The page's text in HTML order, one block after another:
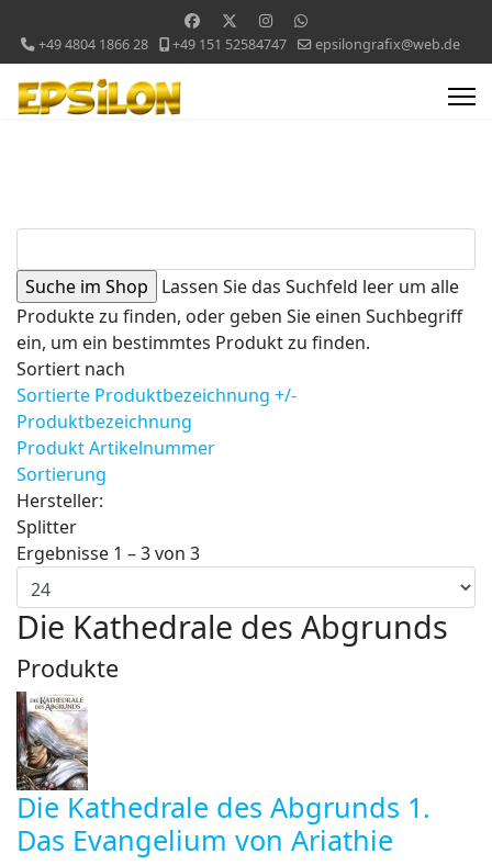
+49 4804 1866 28 +49 151 52584747 epsilongrafix@web.de
Lassen Sie das Suchfeld leer um alle
Produkte zu finden, oder geben Sie einen Suchbegriff
ein, um ein bestimmtes Produkt zu finden.
Sortiert nach
Sortierte Produktbezeichnung +/-
Produktbezeichnung
Produkt Artikelnummer
Sortierung
Hersteller:
Splitter
Ergebnisse 1 – 3 von 3
Die Kathedrale des Abgrunds
Produkte
Die Kathedrale des Abgrunds 1.
Das Evangelium von Ariathie